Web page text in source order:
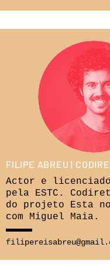
FILIPE ABREU |
Actor e licenciado
pela ESTC.
do projeto Esta
com Miguel Maia.